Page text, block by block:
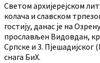
Светом архијерејском
колача и славском
гостију, данас је на
прослављен Видовдан,
Српске и 3.
снага БиХ.